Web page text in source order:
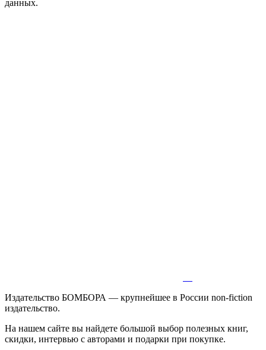
данных.
Издательство БОМБОРА — крупнейшее в России non-fiction
издательство.
На нашем сайте вы найдете большой выбор полезных книг,
скидки, интервью с авторами и подарки при покупке.